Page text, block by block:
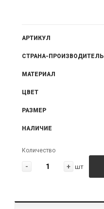
АРТИКУЛ
СТРАНА-ПРОИЗВОДИТЕЛЬ
МАТЕРИАЛ
ЦВЕТ
РАЗМЕР
НАЛИЧИЕ
Количество
- + шт